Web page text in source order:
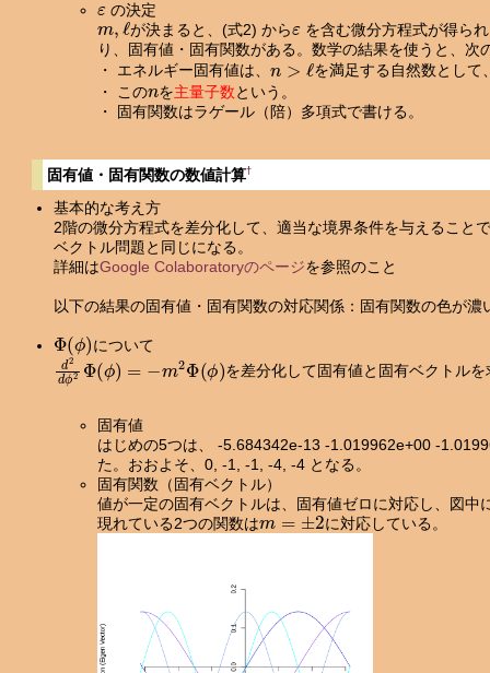
の決定
m,ℓ が決まると、(式2) から
を含む微分方程式が得ら
り、固有値・固有関数がある。数学の結果を使うと、次
・ エネルギー固有値は、 n>ℓ
を満足する自然数として
・ このnを主量子数という。
・ 固有関数はラゲール（陪）多項式で書ける。
固有値・固有関数の数値計算†
基本的な考え方
2階の微分方程式を差分化して、適当な境界条件を与えること
ベクトル問題と同じになる。
詳細はGoogle Colaboratoryのページを参照のこと
以下の結果の固有値・固有関数の対応関係：固有関数の色が
Φ ( ϕ) について
d2d ϕ2 Φ( = m2Φ( ϕ)を差分化して固有値と固有ベクトル
固有値
はじめの5つは、 -5.684342e-13 -1.019962e+00 -
た。おおよそ、0, -1, -1, -4, -4 となる。
固有関数（固有ベクトル）
値が一定の固有ベクトルは、固有値ゼロに対応し、図中
現れている2つの関数はm=± 2 に対応している。